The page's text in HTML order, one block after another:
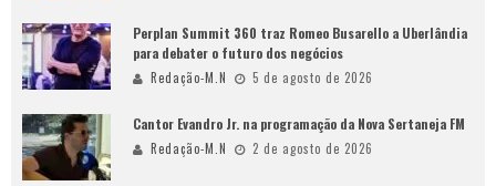
Perplan Summit 360 traz Romeo Busarello a Uberlândia
para debater o futuro dos negócios
Redação-M.N 5 de agosto de 2026
Cantor Evandro Jr. na programação da Nova Sertaneja FM
Redação-M.N 2 de agosto de 2026